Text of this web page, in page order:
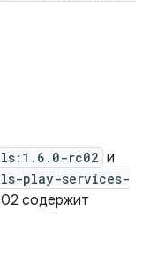
rc02 и
play-services-
содержит